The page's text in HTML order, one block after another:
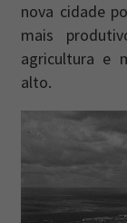
nova cidade
mais
agricultura e
alto.